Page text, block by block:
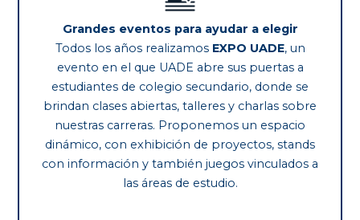
Grandes eventos para ayudar a elegir
Todos los años realizamos EXPO UADE, un
evento en el que UADE abre sus puertas a
estudiantes de colegio secundario, donde se
brindan clases abiertas, talleres y charlas sobre
nuestras carreras. Proponemos un espacio
dinámico, con exhibición de proyectos, stands
con información y también juegos vinculados a
las áreas de estudio.